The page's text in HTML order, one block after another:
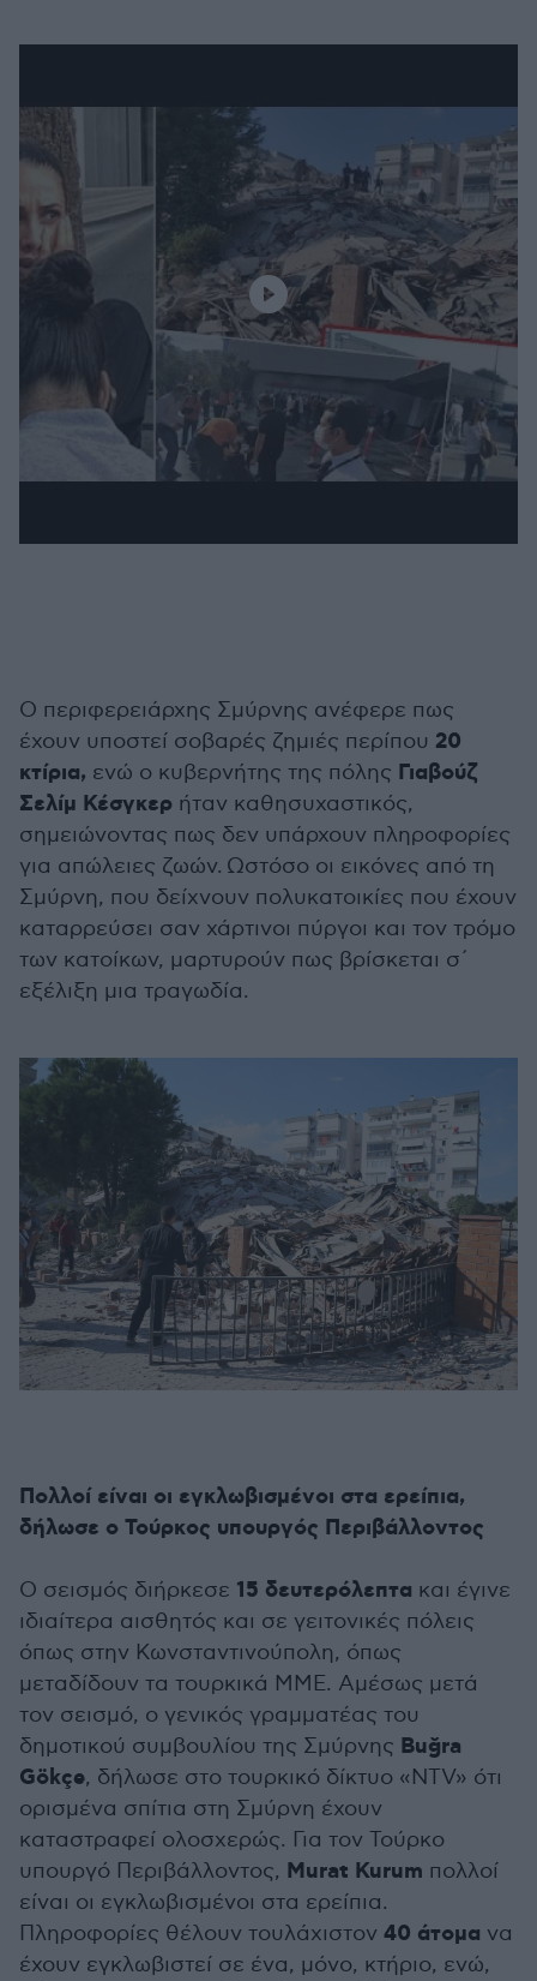
Ο περιφερειάρχης Σμύρνης ανέφερε πως
έχουν υποστεί σοβαρές ζημιές περίπου 20
κτίρια, ενώ ο κυβερνήτης της πόλης Γιαβούζ
Σελίμ Κέσγκερ ήταν καθησυχαστικός,
σημειώνοντας πως δεν υπάρχουν πληροφορίες
για απώλειες ζωών. Ωστόσο οι εικόνες από τη
Σμύρνη, που δείχνουν πολυκατοικίες που έχουν
καταρρεύσει σαν χάρτινοι πύργοι και τον τρόμο
των κατοίκων, μαρτυρούν πως βρίσκεται σ΄
εξέλιξη μια τραγωδία.
Πολλοί είναι οι εγκλωβισμένοι στα ερείπια,
δήλωσε ο Τούρκος υπουργός Περιβάλλοντος
O σεισμός διήρκεσε 15 δευτερόλεπτα και έγινε
ιδιαίτερα αισθητός και σε γειτονικές πόλεις
όπως στην Κωνσταντινούπολη, όπως
μεταδίδουν τα τουρκικά ΜΜΕ. Αμέσως μετά
τον σεισμό, ο γενικός γραμματέας του
δημοτικού συμβουλίου της Σμύρνης Buğra
Gökçe, δήλωσε στο τουρκικό δίκτυο «NTV» ότι
ορισμένα σπίτια στη Σμύρνη έχουν
καταστραφεί ολοσχερώς. Για τον Τούρκο
υπουργό Περιβάλλοντος, Μurat Kurum πολλοί
είναι οι εγκλωβισμένοι στα ερείπια.
Πληροφορίες θέλουν τουλάχιστον 40 άτομα να
έχουν εγκλωβιστεί σε ένα, μόνο, κτήριο, ενώ,